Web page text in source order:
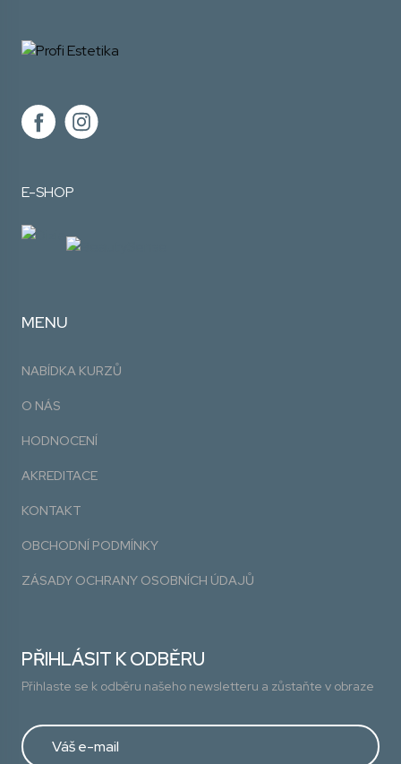
E-SHOP
MENU
NABÍDKA KURZŮ
O NÁS
HODNOCENÍ
AKREDITACE
KONTAKT
OBCHODNÍ PODMÍNKY
ZÁSADY OCHRANY OSOBNÍCH ÚDAJŮ
PŘIHLÁSIT K ODBĚRU
Přihlaste se k odběru našeho newsletteru a zůstaňte v obraze